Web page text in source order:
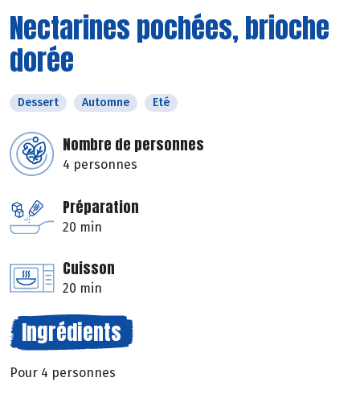
Nectarines pochées, brioche
dorée
Dessert Automne Eté
Nombre de personnes
4 personnes
Préparation
20 min
Cuisson
20 min
Ingrédients
Pour 4 personnes